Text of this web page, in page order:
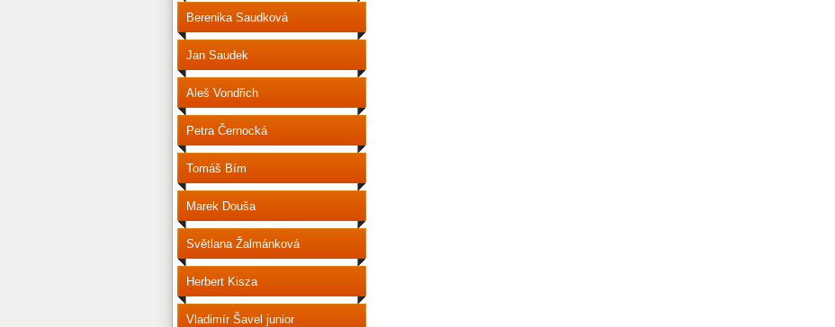
Berenika Saudková
Jan Saudek
Aleš Vondřich
Petra Černocká
Tomáš Bím
Marek Douša
Světlana Žalmánková
Herbert Kisza
Vladimír Šavel junior